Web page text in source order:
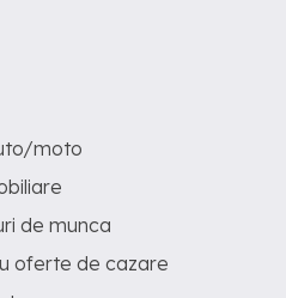
moto
de munca
oferte de cazare